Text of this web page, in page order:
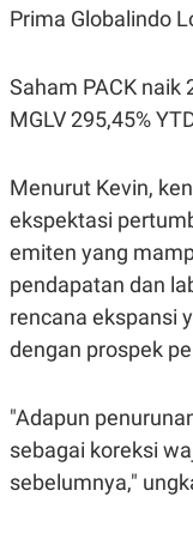
Prima Globalindo
Saham PACK naik
MGLV 295,45%
Menurut Kevin,
ekspektasi
emiten yang
pendapatan dan
rencana ekspansi
dengan prospek
"Adapun
sebagai koreksi
sebelumnya,"